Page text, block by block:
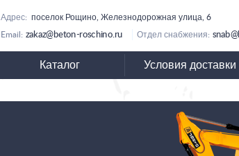
Адрес: поселок Рощино, Железнодорожная улица, 6
Email: zakaz@beton-roschino.ru Отдел снабжения:
Каталог Условия доставки